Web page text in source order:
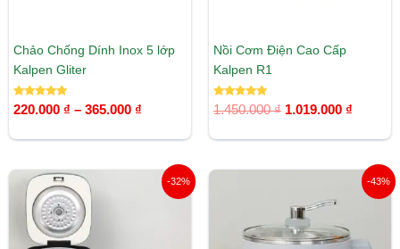
Chảo Chống Dính Inox 5 lớp
Kalpen Gliter
Được xếp
hạng
220.000 ₫ – 365.000 ₫
Nồi Cơm Điện Cao Cấp
Kalpen R1
Được xếp
hạng
1.450.000₫ 1.019.000 ₫
-32%
Giá
gốc
là:
590.000 ₫.
-43%
490.000 ₫.
tại
là:
279.000 ₫.